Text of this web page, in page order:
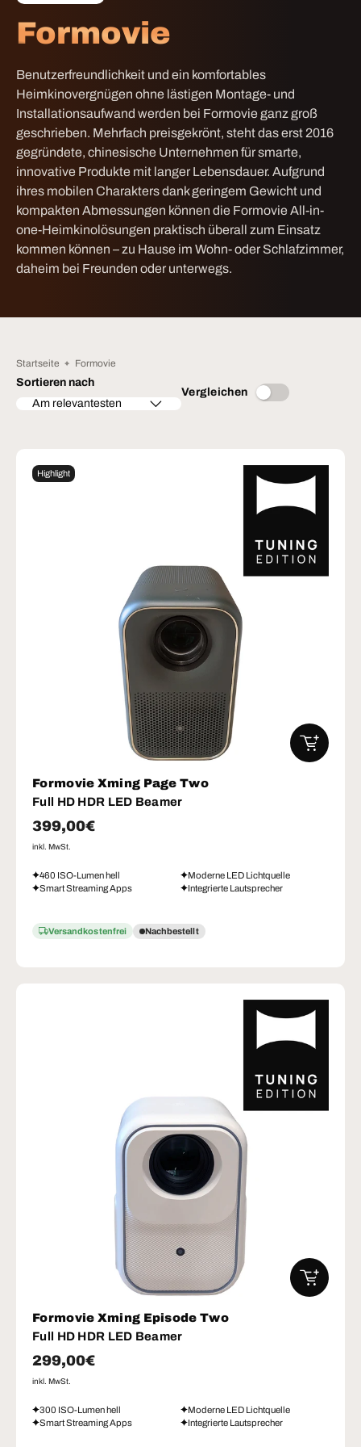
Formovie
Benutzerfreundlichkeit und ein komfortables
Heimkinovergnügen ohne lästigen Montage- und
Installationsaufwand werden bei Formovie ganz groß
geschrieben. Mehrfach preisgekrönt, steht das erst 2016
gegründete, chinesische Unternehmen für smarte,
innovative Produkte mit langer Lebensdauer. Aufgrund
ihres mobilen Charakters dank geringem Gewicht und
kompakten Abmessungen können die Formovie All-in-
one-Heimkinolösungen praktisch überall zum Einsatz
kommen können – zu Hause im Wohn- oder Schlafzimmer,
daheim bei Freunden oder unterwegs.
Startseite Formovie
Sortieren nach
Am relevantesten
Vergleichen
Highlight
Formovie Xming Page Two
Full HD HDR LED Beamer
Normaler Preis
399,00€
inkl. MwSt.
460 ISO-Lumen hell
Moderne LED Lichtquelle
Smart Streaming Apps
Integrierte Lautsprecher
Versandkostenfrei Nachbestellt
IN DEN
Formovie Xming Episode Two
Full HD HDR LED Beamer
Normaler Preis
299,00€
inkl. MwSt.
300 ISO-Lumen hell
Moderne LED Lichtquelle
Smart Streaming Apps
Integrierte Lautsprecher
IN DEN